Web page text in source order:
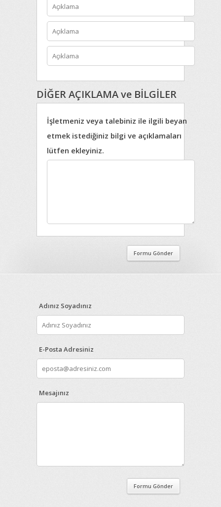
DİĞER AÇIKLAMA ve BİLGİLER
İşletmeniz veya talebiniz ile ilgili beyan
etmek istediğiniz bilgi ve açıklamaları
lütfen ekleyiniz.
Formu Gönder
Adınız Soyadınız
E-Posta Adresiniz
Mesajınız
Formu Gönder